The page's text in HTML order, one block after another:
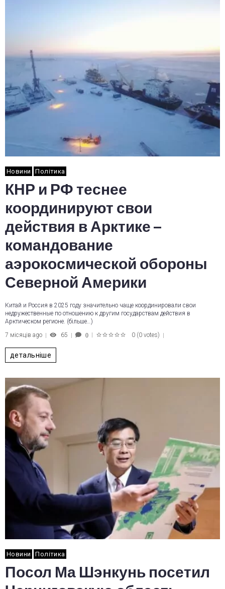
Новини Політика
КНР и РФ теснее
координируют свои
действия в Арктике –
командование
аэрокосмической обороны
Северной Америки
Китай и Россия в 2025 году значительно чаще координировали свои
недружественные по отношению к другим государствам действия в
Арктическом регионе. (більше…)
7 місяців ago
65 0 0 (0 votes)
детальніше
Новини Політика
Посол Ма Шэнкунь посетил